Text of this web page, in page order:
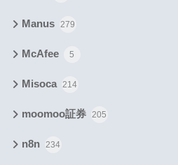
Manus 279
McAfee 5
Misoca 214
moomoo証券 205
n8n 234